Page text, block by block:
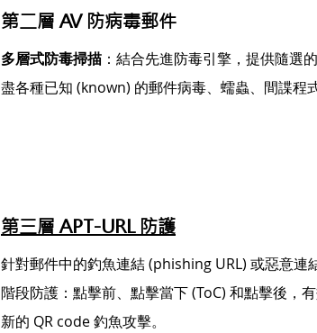
第二層 AV 防病毒郵件
多層式防毒掃描 ：結合先進防毒引擎，提供隨選
盡各種已知 (known) 的郵件病毒、蠕蟲、間諜程
第三層 APT-URL 防護
針對郵件中的釣魚連結 (phishing URL) 或惡意連
階段防護：點擊前、點擊當下 (ToC) 和點擊後，
新的 QR code 釣魚攻擊。